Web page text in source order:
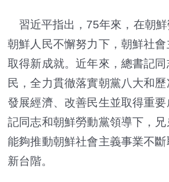
習近平指出，75年來，在朝鮮
朝鮮人民不懈努力下，朝鮮社
取得新成就。近年來，總書記
民，全力貫徹落實朝黨八大和
發展經濟、改善民生並取得重
記同志和朝鮮勞動黨領導下，
能夠推動朝鮮社會主義事業不
新台階。